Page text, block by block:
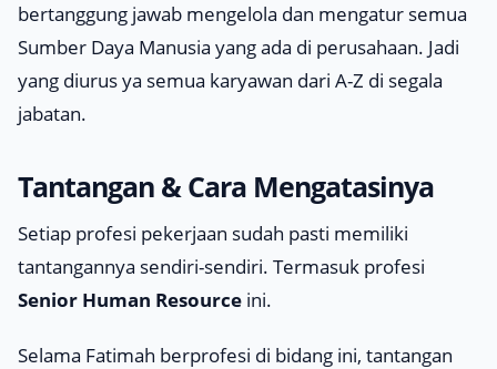
bertanggung jawab mengelola dan mengatur semua
Sumber Daya Manusia yang ada di perusahaan. Jadi
yang diurus ya semua karyawan dari A-Z di segala
jabatan.
Tantangan & Cara Mengatasinya
Setiap profesi pekerjaan sudah pasti memiliki
tantangannya sendiri-sendiri. Termasuk profesi
Senior Human Resource ini.
Selama Fatimah berprofesi di bidang ini, tantangan